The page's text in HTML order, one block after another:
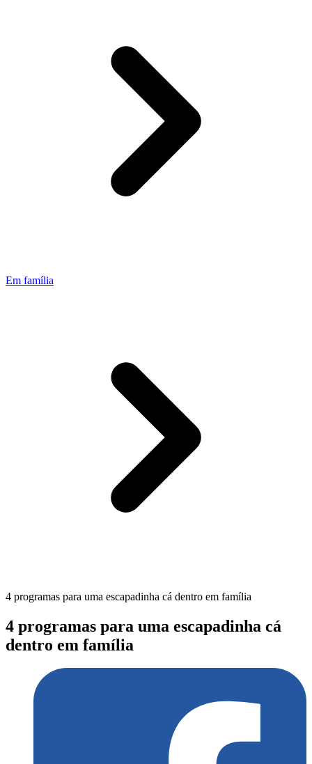
Em família
4 programas para uma escapadinha cá dentro em família
4 programas para uma escapadinha cá
dentro em família